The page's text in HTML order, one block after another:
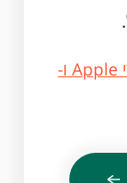
סרטון הסבר להורדת eSIM למכשירי Apple ו-